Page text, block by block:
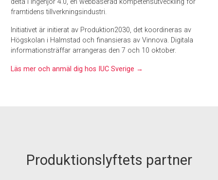
delta i Ingenjör 4.0, en webbaserad kompetensutveckling för
framtidens tillverkningsindustri.
Initiativet är initierat av Produktion2030, det koordineras av
Högskolan i Halmstad och finansieras av Vinnova. Digitala
informationsträffar arrangeras den 7 och 10 oktober.
Läs mer och anmäl dig hos IUC Sverige →
Produktionslyftets partner